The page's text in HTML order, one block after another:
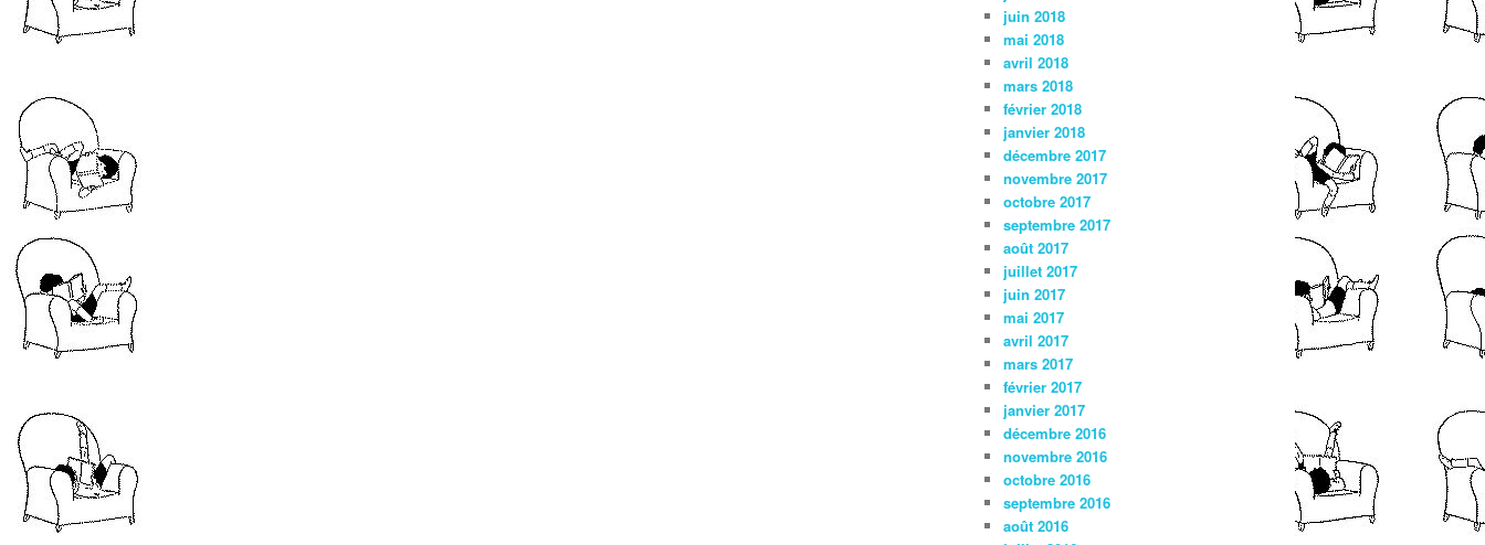
juin 2018
mai 2018
avril 2018
mars 2018
février 2018
janvier 2018
décembre 2017
novembre 2017
octobre 2017
septembre 2017
août 2017
juillet 2017
juin 2017
mai 2017
avril 2017
mars 2017
février 2017
janvier 2017
décembre 2016
novembre 2016
octobre 2016
septembre 2016
août 2016